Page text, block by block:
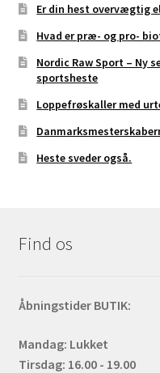
Er din hest overvægtig
Hvad er præ- og pro-
Nordic Raw Sport – Ny
sportsheste
Loppefrøskaller med
Heste sveder også.
Find os
Åbningstider BUTIK:
Mandag: Lukket
Tirsdag: 16.00 - 19.00